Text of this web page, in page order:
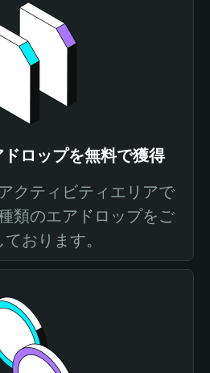
ロップを無料で獲得
クティビティエリアで
類のエアドロップをご
おります。